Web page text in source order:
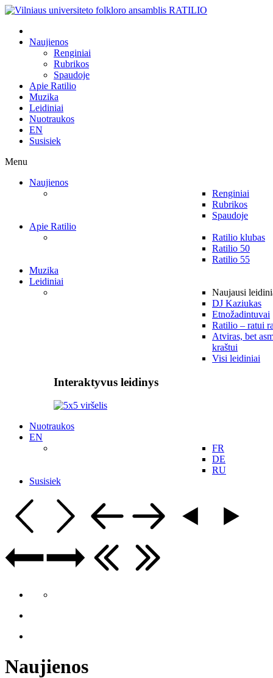
Naujienos
Renginiai
Rubrikos
Spaudoje
Apie Ratilio
Muzika
Leidiniai
Nuotraukos
EN
Susisiek
Menu
Naujienos
Renginiai
Rubrikos
Spaudoje
Apie Ratilio
Ratilio klubas
Ratilio 50
Ratilio 55
Muzika
Leidiniai
Naujausi
DJ Kaziukas
Etnožadintuvai
Ratilio – ratui
Atviras, bet
kraštui
Visi leidiniai
Interaktyvus leidinys
Nuotraukos
EN
FR
DE
RU
Susisiek
Naujienos